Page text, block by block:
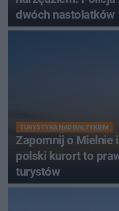
dwóch nastolatków
TURYSTYKA NAD BAŁTYKIEM
Zapomnij o Mielnie
polski kurort to
turystów